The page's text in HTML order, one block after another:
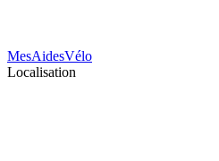
MesAidesVélo
Localisation